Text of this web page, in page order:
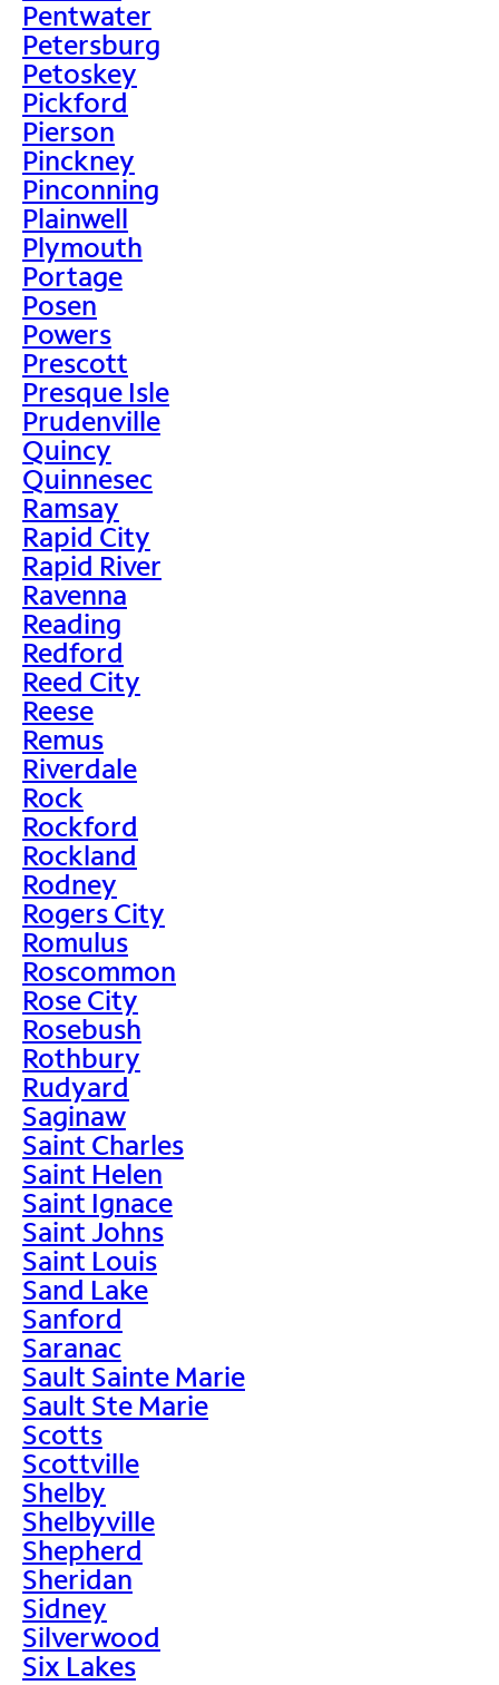
Pentwater
Petersburg
Petoskey
Pickford
Pierson
Pinckney
Pinconning
Plainwell
Plymouth
Portage
Posen
Powers
Prescott
Presque Isle
Prudenville
Quincy
Quinnesec
Ramsay
Rapid City
Rapid River
Ravenna
Reading
Redford
Reed City
Reese
Remus
Riverdale
Rock
Rockford
Rockland
Rodney
Rogers City
Romulus
Roscommon
Rose City
Rosebush
Rothbury
Rudyard
Saginaw
Saint Charles
Saint Helen
Saint Ignace
Saint Johns
Saint Louis
Sand Lake
Sanford
Saranac
Sault Sainte Marie
Sault Ste Marie
Scotts
Scottville
Shelby
Shelbyville
Shepherd
Sheridan
Sidney
Silverwood
Six Lakes